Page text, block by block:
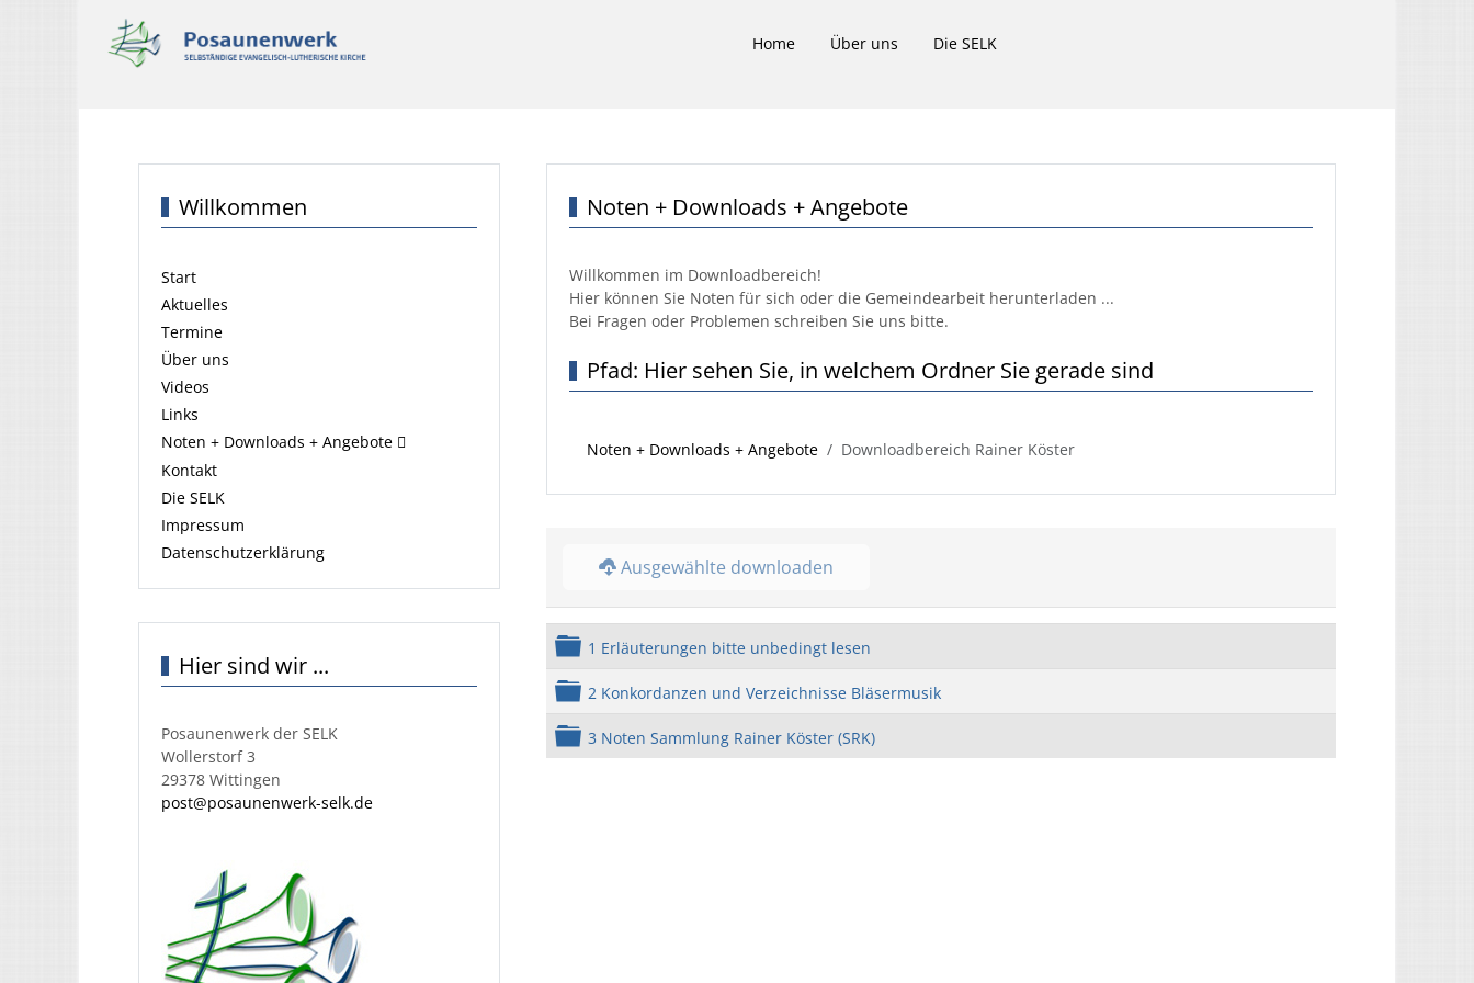
Home Über uns Die SELK
Willkommen
Start
Aktuelles
Termine
Über uns
Videos
Links
Noten + Downloads + Angebote
Kontakt
Die SELK
Impressum
Datenschutzerklärung
Hier sind wir ...
Posaunenwerk der SELK
Wollerstorf 3
29378 Wittingen
post@posaunenwerk-selk.de
Noten + Downloads + Angebote
Willkommen im Downloadbereich!
Hier können Sie Noten für sich oder die Gemeindearbeit herunterladen ...
Bei Fragen oder Problemen schreiben Sie uns bitte.
Pfad: Hier sehen Sie, in welchem Ordner Sie gerade sind
Noten + Downloads + Angebote Downloadbereich Rainer Köster
Ausgewählte downloaden
Ordner
1 Erläuterungen bitte unbedingt lesen
Ordner
2 Konkordanzen und Verzeichnisse Bläsermusik
Ordner
3 Noten Sammlung Rainer Köster (SRK)